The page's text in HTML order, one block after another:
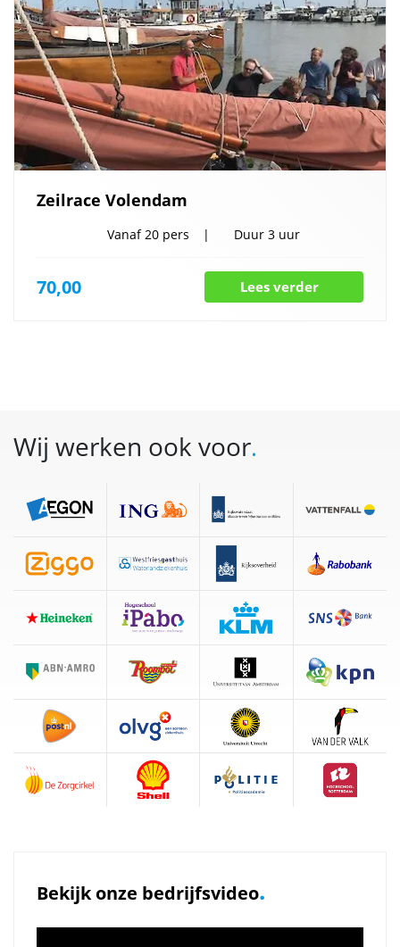
Zeilrace Volendam
Vanaf20 pers Duur 3 uur
70,00 Lees verder
Wij werken ook voor.
Bekijk onze bedrijfsvideo.